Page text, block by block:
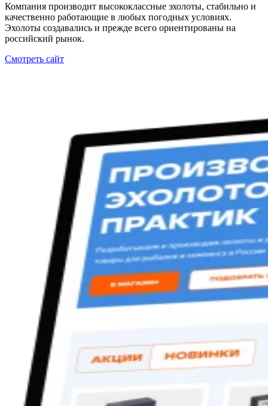
Компания производит высококлассные эхолоты, стабильно и
качественно работающие в любых погодных условиях.
Эхолоты создавались и прежде всего ориентированы на
российский рынок.
Смотреть сайт